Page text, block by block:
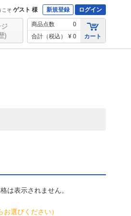
こそ ゲスト 様 新規登録 ログイン
)
商品点数
0
合計（税込）
¥ 0 カート
は表示されません。
選びください）